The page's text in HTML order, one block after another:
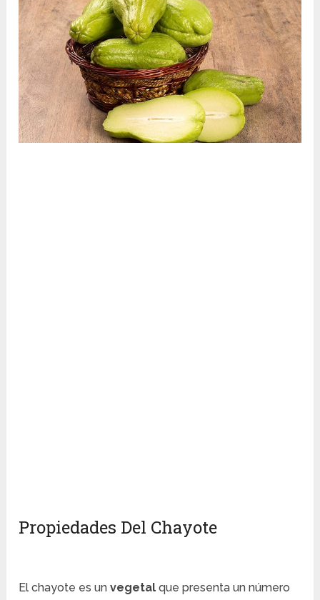
Propiedades Del Chayote
El chayote es unvegetal que presenta un número